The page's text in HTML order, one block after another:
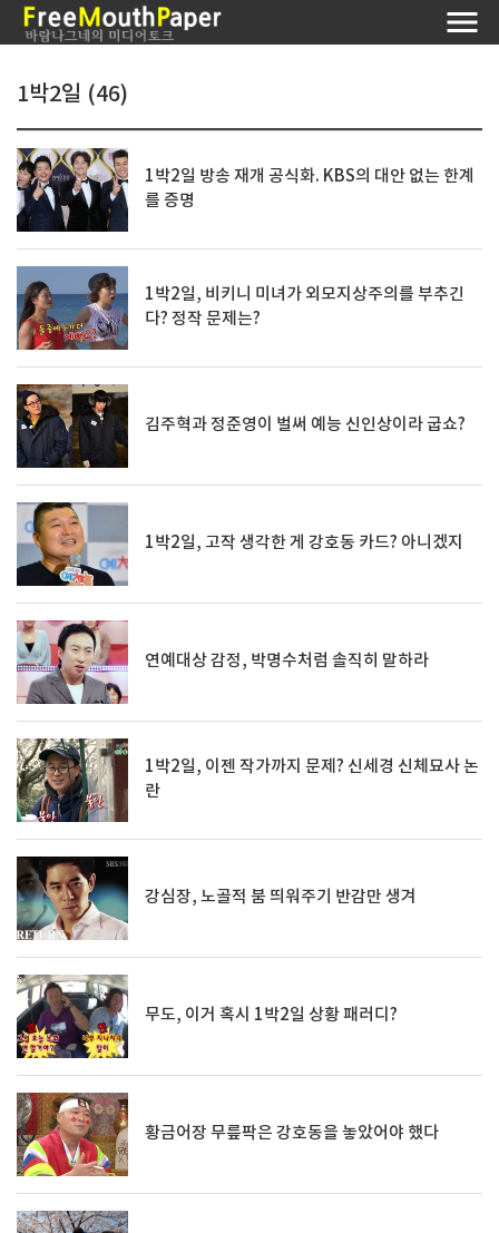
1박2일 (46)
1박2일 방송 재개 공식화. KBS의 대안 없는 한계
를 증명
1박2일, 비키니 미녀가 외모지상주의를 부추긴
다? 정작 문제는?
김주혁과 정준영이 벌써 예능 신인상이라 굽쇼?
1박2일, 고작 생각한 게 강호동 카드? 아니겠지
연예대상 감정, 박명수처럼 솔직히 말하라
1박2일, 이젠 작가까지 문제? 신세경 신체묘사 논
란
강심장, 노골적 붐 띄워주기 반감만 생겨
무도, 이거 혹시 1박2일 상황 패러디?
황금어장 무릎팍은 강호동을 놓았어야 했다